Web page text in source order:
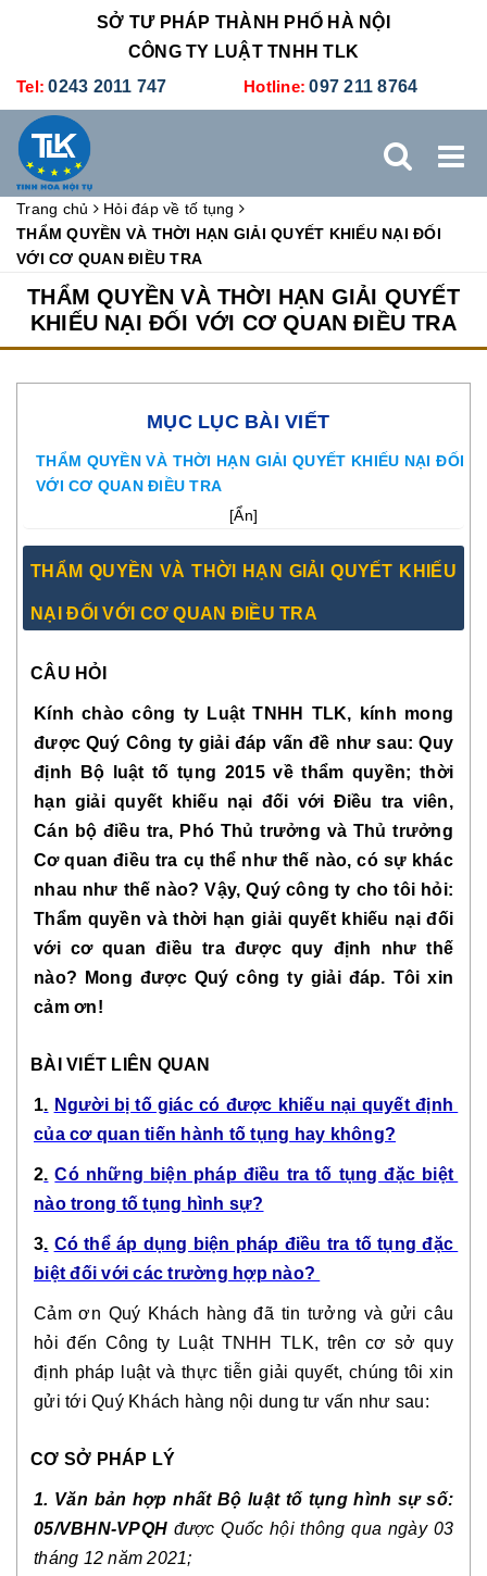
SỞ TƯ PHÁP THÀNH PHỐ HÀ NỘI
CÔNG TY LUẬT TNHH TLK
Tel: 0243 2011 747 Hotline: 097 211 8764
TRANG CHỦ GIỚI THIỆU DỊCH VỤ PHÁP LÝ
DỊCH VỤ KẾ TOÁN - THUẾ XÚC TIẾN THƯƠNG MẠI
Trang chủ
Hỏi đáp về tố tụng
THẨM QUYỀN VÀ THỜI HẠN GIẢI QUYẾT KHIẾU NẠI ĐỐI
VỚI CƠ QUAN ĐIỀU TRA
THẨM QUYỀN VÀ THỜI HẠN GIẢI QUYẾT
KHIẾU NẠI ĐỐI VỚI CƠ QUAN ĐIỀU TRA
MỤC LỤC BÀI VIẾT
THẨM QUYỀN VÀ THỜI HẠN GIẢI QUYẾT KHIẾU NẠI ĐỐI
VỚI CƠ QUAN ĐIỀU TRA
[Ẩn]
THẨM QUYỀN VÀ THỜI HẠN GIẢI QUYẾT KHIẾU
NẠI ĐỐI VỚI CƠ QUAN ĐIỀU TRA
CÂU HỎI
Kính chào công ty Luật TNHH TLK, kính mong
được Quý Công ty giải đáp vấn đề như sau: Quy
định Bộ luật tố tụng 2015 về thẩm quyền; thời
hạn giải quyết khiếu nại đối với Điều tra viên,
Cán bộ điều tra, Phó Thủ trưởng và Thủ trưởng
Cơ quan điều tra cụ thể như thế nào, có sự khác
nhau như thế nào? Vậy, Quý công ty cho tôi hỏi:
Thẩm quyền và thời hạn giải quyết khiếu nại đối
với cơ quan điều tra được quy định như thế
nào? Mong được Quý công ty giải đáp. Tôi xin
cảm ơn!
BÀI VIẾT LIÊN QUAN
1. Người bị tố giác có được khiếu nại quyết định
của cơ quan tiến hành tố tụng hay không?
2. Có những biện pháp điều tra tố tụng đặc biệt
nào trong tố tụng hình sự?
3. Có thể áp dụng biện pháp điều tra tố tụng đặc
biệt đối với các trường hợp nào?
Cảm ơn Quý Khách hàng đã tin tưởng và gửi câu
hỏi đến Công ty Luật TNHH TLK, trên cơ sở quy
định pháp luật và thực tiễn giải quyết, chúng tôi xin
gửi tới Quý Khách hàng nội dung tư vấn như sau:
CƠ SỞ PHÁP LÝ
1. Văn bản hợp nhất Bộ luật tố tụng hình sự số:
05/VBHN-VPQH được Quốc hội thông qua ngày 03
tháng 12 năm 2021;